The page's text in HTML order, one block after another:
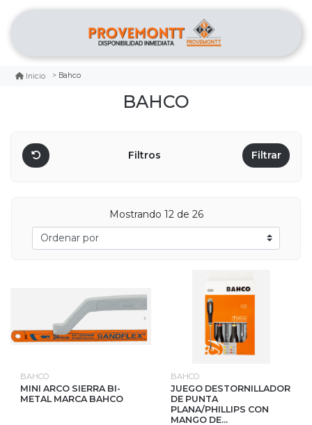
Inicio Bahco
BAHCO
Filtros Filtrar
Mostrando 12 de 26
BAHCO
MINI ARCO SIERRA BI-
METAL MARCA BAHCO
BAHCO
JUEGO DESTORNILLADOR
DE PUNTA
PLANA/PHILLIPS CON
MANGO DE...